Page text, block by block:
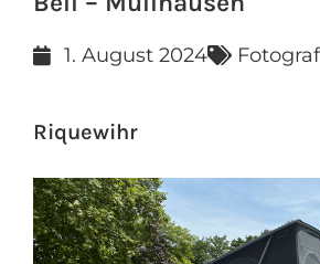
1. August 2024
Riquewihr